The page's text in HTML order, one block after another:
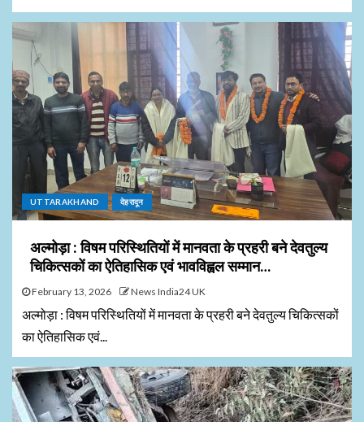
UTTARAKHAND देहरादून
अल्मोड़ा : विषम परिस्थितियों में मानवता के प्रहरी बने देवतुल्य
चिकित्सकों का ऐतिहासिक एवं भावविह्वल सम्मान…
February 13, 2026 News India24 UK
अल्मोड़ा : विषम परिस्थितियों में मानवता के प्रहरी बने देवतुल्य चिकित्सकों
का ऐतिहासिक एवं...